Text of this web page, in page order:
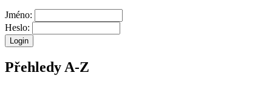
Jméno:
Heslo:
Přehledy A-Z